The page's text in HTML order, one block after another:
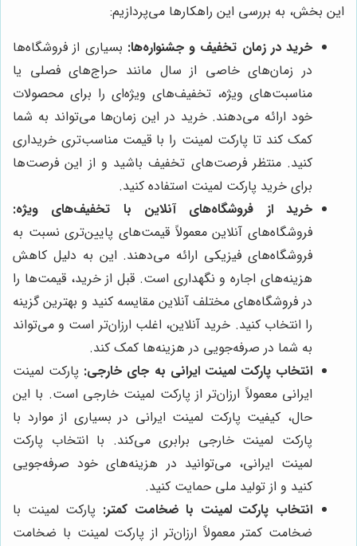
این بخش، به بررسی این راهکارها می‌پردازیم:
خرید در زمان تخفیف و جشنواره‌ها: بسیاری از فروشگاه‌ها
در زمان‌های خاصی از سال مانند حراج‌های فصلی یا
مناسبت‌های ویژه، تخفیف‌های ویژه‌ای را برای محصولات
خود ارائه می‌دهند. خرید در این زمان‌ها می‌تواند به شما
کمک کند تا پارکت لمینت را با قیمت مناسب‌تری خریداری
کنید. منتظر فرصت‌های تخفیف باشید و از این فرصت‌ها
برای خرید پارکت لمینت استفاده کنید.
خرید از فروشگاه‌های آنلاین با تخفیف‌های ویژه:
فروشگاه‌های آنلاین معمولاً قیمت‌های پایین‌تری نسبت به
فروشگاه‌های فیزیکی ارائه می‌دهند. این به دلیل کاهش
هزینه‌های اجاره و نگهداری است. قبل از خرید، قیمت‌ها را
در فروشگاه‌های مختلف آنلاین مقایسه کنید و بهترین گزینه
را انتخاب کنید. خرید آنلاین، اغلب ارزان‌تر است و می‌تواند
به شما در صرفه‌جویی در هزینه‌ها کمک کند.
انتخاب پارکت لمینت ایرانی به جای خارجی: پارکت لمینت
ایرانی معمولاً ارزان‌تر از پارکت لمینت خارجی است. با این
حال، کیفیت پارکت لمینت ایرانی در بسیاری از موارد با
پارکت لمینت خارجی برابری می‌کند. با انتخاب پارکت
لمینت ایرانی، می‌توانید در هزینه‌های خود صرفه‌جویی
کنید و از تولید ملی حمایت کنید.
انتخاب پارکت لمینت با ضخامت کمتر: پارکت لمینت با
ضخامت کمتر معمولاً ارزان‌تر از پارکت لمینت با ضخامت